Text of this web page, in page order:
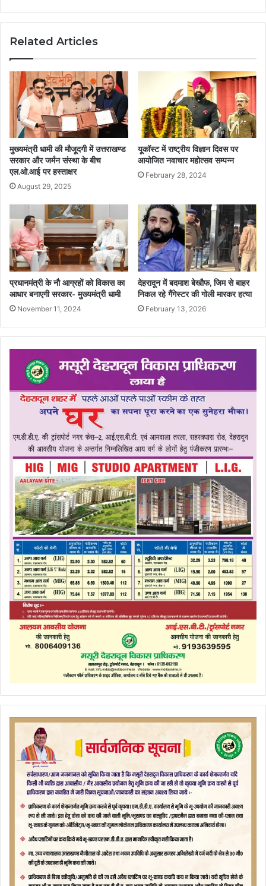
Related Articles
मुख्यमंत्री धामी की मौजूदगी में उत्तराखण्ड
सरकार और जर्मन संस्था के बीच
एल.ओ.आई पर हस्ताक्षर
August 29, 2025
यूकॉस्ट में राष्ट्रीय विज्ञान दिवस पर
आयोजित नवाचार महोत्सव सम्पन्न
February 28, 2024
प्रधानमंत्री के नौ आग्रहों को विकास का
आधार बनाएगी सरकार- मुख्यमंत्री धामी
November 11, 2024
देहरादून में बदमाश बेखौफ, जिम से बाहर
निकल रहे गैंगेस्टर की गोली मारकर हत्या
February 13, 2026